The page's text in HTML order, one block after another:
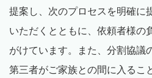
提案し、次のプロセスを明確に
いただくとともに、依頼者様の
がけています。また、分割協議
第三者がご家族との間に入るこ